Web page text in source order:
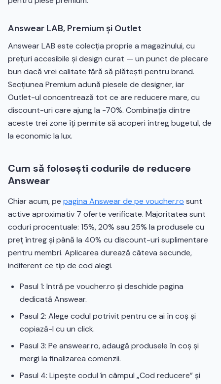
Answear LAB, Premium și Outlet
Answear LAB este colecția proprie a magazinului, cu
prețuri accesibile și design curat — un punct de plecare
bun dacă vrei calitate fără să plătești pentru brand.
Secțiunea Premium adună piesele de designer, iar
Outlet-ul concentrează tot ce are reducere mare, cu
discount-uri care ajung la -70%. Combinația dintre
aceste trei zone îți permite să acoperi întreg bugetul, de
la economic la lux.
Cum să folosești codurile de reducere
Answear
Chiar acum, pe pagina Answear de pe voucher.ro sunt
active aproximativ 7 oferte verificate. Majoritatea sunt
coduri procentuale: 15%, 20% sau 25% la produsele cu
preț întreg și până la 40% cu discount-uri suplimentare
pentru membri. Aplicarea durează câteva secunde,
indiferent ce tip de cod alegi.
Pasul 1: Intră pe voucher.ro și deschide pagina
dedicată Answear.
Pasul 2: Alege codul potrivit pentru ce ai în coș și
copiază-l cu un click.
Pasul 3: Pe answear.ro, adaugă produsele în coș și
mergi la finalizarea comenzii.
Pasul 4: Lipește codul în câmpul „Cod reducere” și